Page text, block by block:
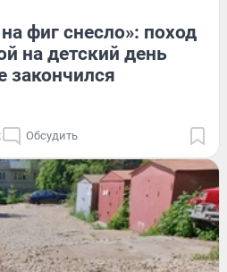
фиг снесло»: поход
на детский день
закончился
Обсудить